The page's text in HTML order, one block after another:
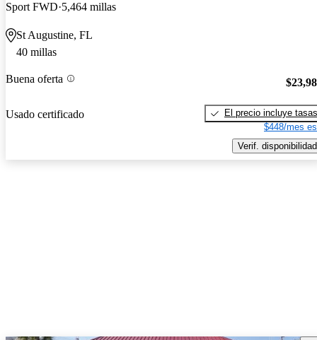
Sport FWD 5,464 millas
St Augustine, FL
40 millas
Buena oferta
Usado certificado
El precio incluye tasas
$448/mes
Verif. disponibilidad